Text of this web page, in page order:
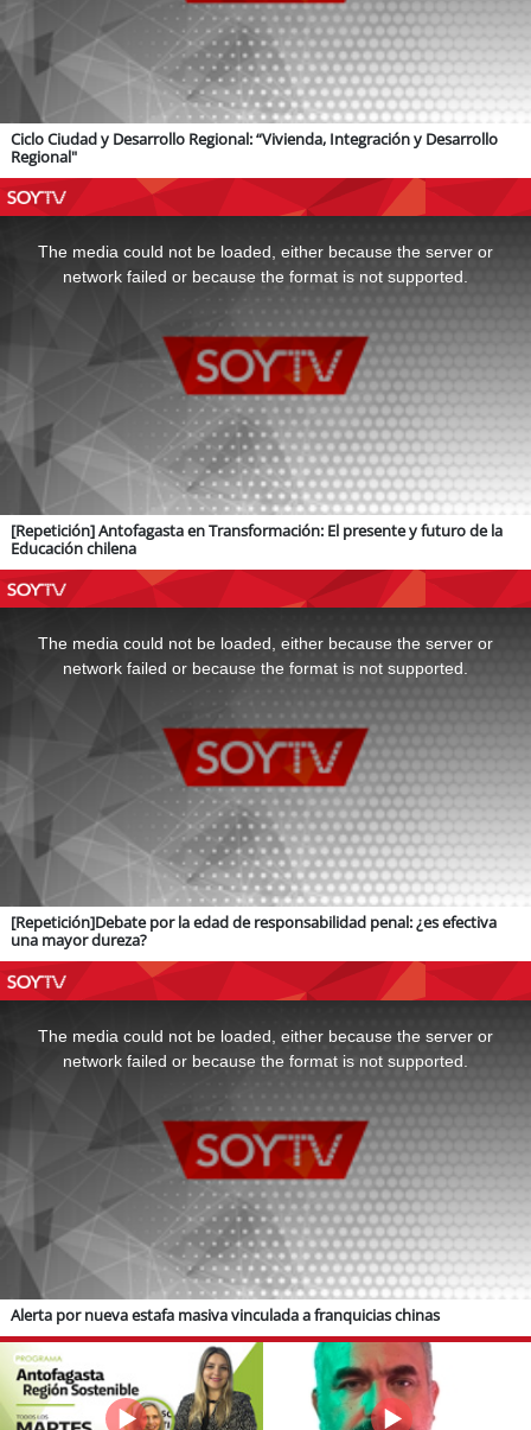
Ciclo Ciudad y Desarrollo Regional: “Vivienda, Integración y Desarrollo
Regional"
The media could not be loaded, either because the server or
network failed or because the format is not supported.
[Repetición] Antofagasta en Transformación: El presente y futuro de la
Educación chilena
The media could not be loaded, either because the server or
network failed or because the format is not supported.
[Repetición]Debate por la edad de responsabilidad penal: ¿es efectiva
una mayor dureza?
The media could not be loaded, either because the server or
network failed or because the format is not supported.
Alerta por nueva estafa masiva vinculada a franquicias chinas